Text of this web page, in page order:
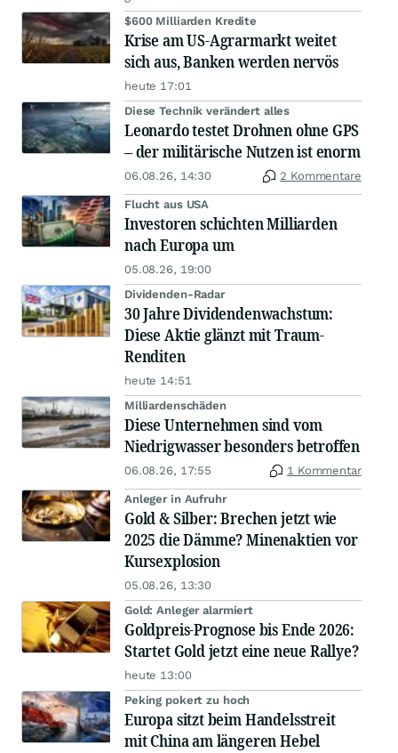
$600 Milliarden Kredite
Krise am US-Agrarmarkt weitet
sich aus, Banken werden nervös
heute 17:01
Diese Technik verändert alles
Leonardo testet Drohnen ohne GPS
– der militärische Nutzen ist enorm
06.08.26, 14:30 2 Kommentare
Flucht aus USA
Investoren schichten Milliarden
nach Europa um
05.08.26, 19:00
Dividenden-Radar
30 Jahre Dividendenwachstum:
Diese Aktie glänzt mit Traum-
Renditen
heute 14:51
Milliardenschäden
Diese Unternehmen sind vom
Niedrigwasser besonders betroffen
06.08.26, 17:55 1 Kommentar
Anleger in Aufruhr
Gold & Silber: Brechen jetzt wie
2025 die Dämme? Minenaktien vor
Kursexplosion
05.08.26, 13:30
Gold: Anleger alarmiert
Goldpreis-Prognose bis Ende 2026:
Startet Gold jetzt eine neue Rallye?
heute 13:00
Peking pokert zu hoch
Europa sitzt beim Handelsstreit
mit China am längeren Hebel